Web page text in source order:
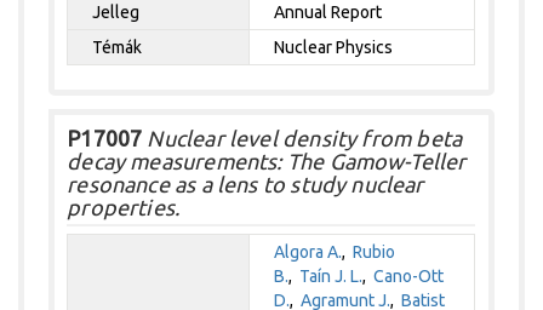
Jelleg
Annual Report
Témák
Nuclear Physics
P17007 Nuclear level density from beta
decay measurements: The Gamow-Teller
resonance as a lens to study nuclear
properties.
Algora A.,Rubio
B., Taín J. L.,Cano-Ott
D.,Agramunt J.,Batist